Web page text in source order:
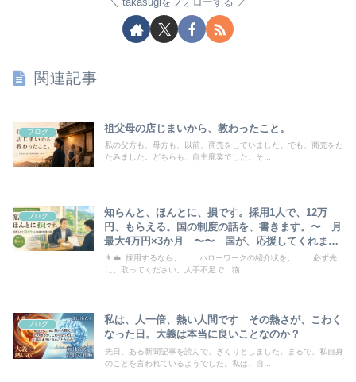
関連記事
ブログ 祖父母の店じまいから、教わったこと。
私の父方も、母方も、以前、商売をしていました。でも、商売をた
たみました。どちらも、自主廃業でした。そ...
ブログ
知らんと、ほんとに、損です。採用1人で、12万
円、もらえる。国の制度の話を、書きます。〜 月
最大4万円×3か月 〜〜 国が、応援してくれま
す 〜
👨‍💼 採用するなら、 ハローワークの紹介状を、 必ず先
に、取ってください。人手不足で、猫...
ブログ
私は、人一倍、熱い人間です その熱さが、こわく
なった日。大義は本当に良いことなのか？
先日、ある新聞記事を読んで、ぎくりとしました。まるで、私自身
のことを言われているようでした。私は、自...